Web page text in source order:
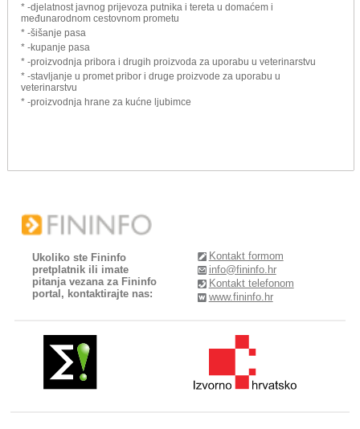
* -djelatnost javnog prijevoza putnika i tereta u domaćem i
međunarodnom cestovnom prometu
* -šišanje pasa
* -kupanje pasa
* -proizvodnja pribora i drugih proizvoda za uporabu u veterinarstvu
* -stavljanje u promet pribor i druge proizvode za uporabu u
veterinarstvu
* -proizvodnja hrane za kućne ljubimce
Ukoliko ste Fininfo
pretplatnik ili imate
pitanja vezana za Fininfo
portal, kontaktirajte nas:
Kontakt formom
info@fininfo.hr
Kontakt telefonom
www.fininfo.hr